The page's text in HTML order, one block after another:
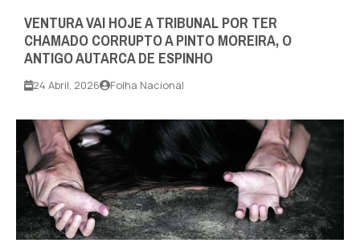
VENTURA VAI HOJE A TRIBUNAL POR TER
CHAMADO CORRUPTO A PINTO MOREIRA, O
ANTIGO AUTARCA DE ESPINHO
24 Abril, 2026 Folha Nacional